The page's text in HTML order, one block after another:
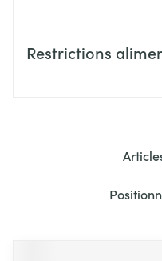
Restrictions
Trier par: